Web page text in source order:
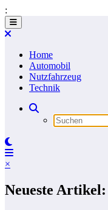
:
Zum
Inhalt
Home
Automobil
Nutzfahrzeug
Technik
×
Neueste Artikel: